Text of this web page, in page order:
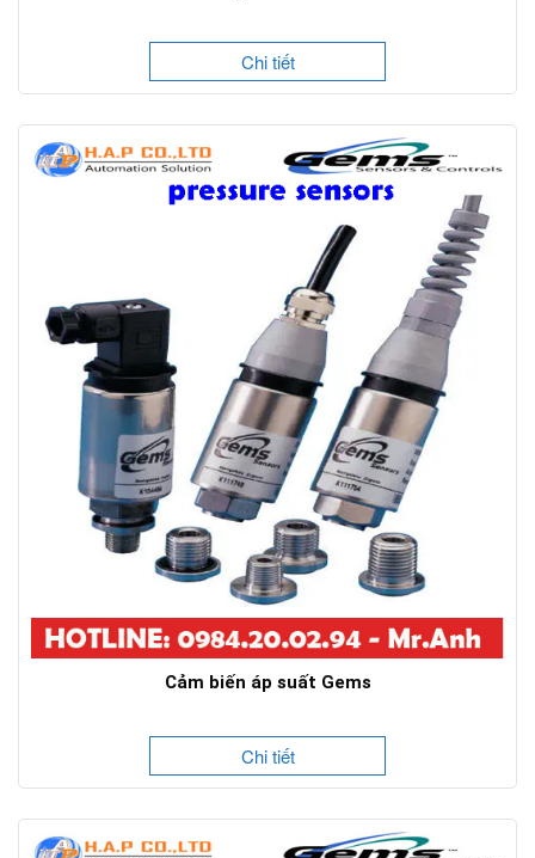
Chi tiết
Cảm biến áp suất Gems
Chi tiết